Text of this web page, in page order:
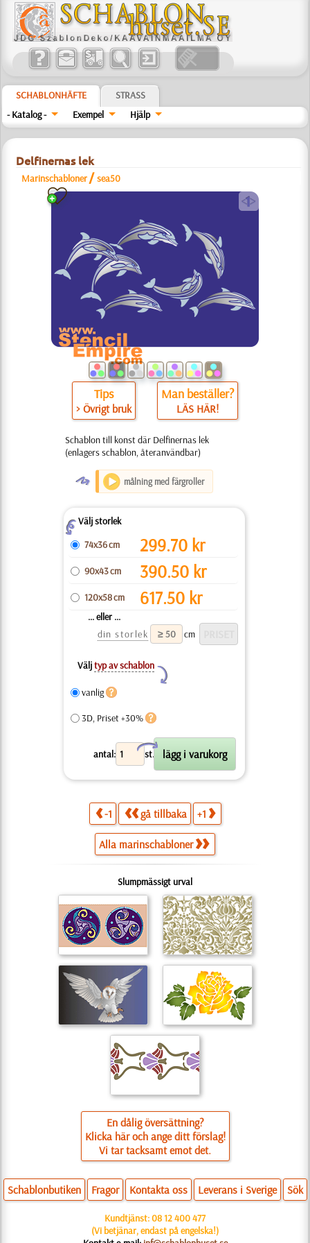
SCHABLONHÄFTE
STRASS
- Katalog -
Exempel Hjälp
Delfinernas lek
Marinschabloner /sea50
a
Tips
> Övrigt bruk
Man beställer?
LÄS HÄR!
Schablon till konst där Delfinernas lek
(enlagers schablon, återanvändbar)
O målning med färgroller
ZVälj storlek
74x36 cm
299.70 kr
90x43 cm 390.50 kr
120x58 cm 617.50 kr
... eller ...
din storlek
cm
Väljtyp av schablon
Y
vanlig
3D, Priset +30%
antal: st.
X
-1 gå tillbaka +1
Alla marinschabloner
Slumpmässigt urval
En dålig översättning?
Klicka här och ange ditt förslag!
Vi tar tacksamt emot det.
Schablonbutiken Fragor Kontakta oss Leverans i Sverige Sök
Kundtjänst:08 12 400 477
(Vi betjänar, endast på engelska!)